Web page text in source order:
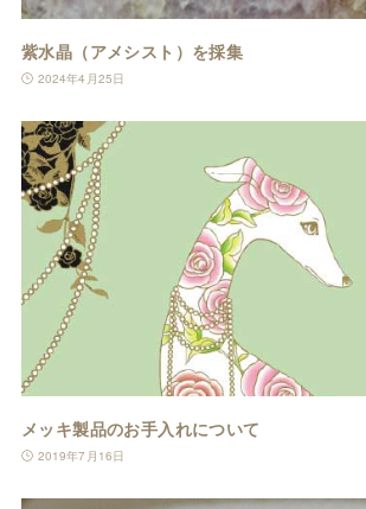
紫水晶（アメシスト）を採集
2024年4月25日
メッキ製品のお手入れについて
2019年7月16日